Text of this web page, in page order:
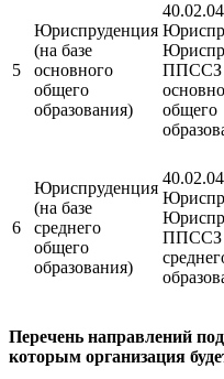
5
Юриспруденция
(на базе
основного
общего
образования)
40.02.04
ППССЗ
общего
6
Юриспруденция
(на базе
среднего
общего
образования)
40.02.04
ППССЗ
Перечень направлений
которым организация